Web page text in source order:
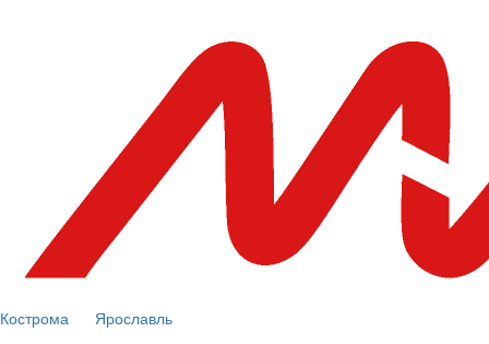
Кострома
Ярославль